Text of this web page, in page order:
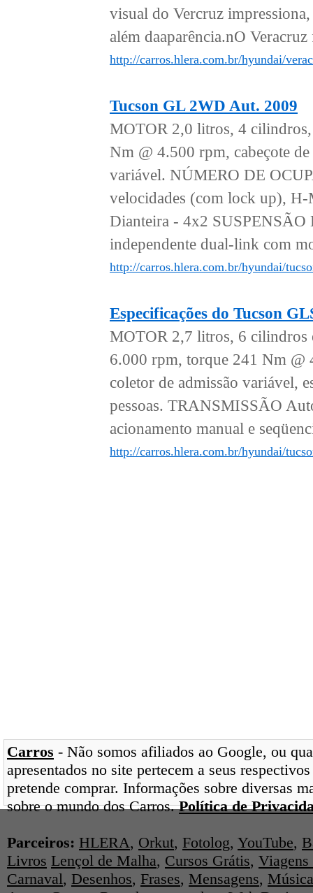
visual do Vercruz
além daaparência.nO
http://carros.hlera.com.br/hyundai/
Tucson GL 2WD Aut. 2009
MOTOR 2,0 litros, 4
Nm @ 4.500 rpm, cabeçote
variável. NÚMERO DE
velocidades (com lock up),
Dianteira - 4x2 SUSPENSÃO
independente dual-link com
http://carros.hlera.com.br/hyundai/
Especificações do Tucson
MOTOR 2,7 litros, 6
6.000 rpm, torque 241 Nm
coletor de admissão variável,
pessoas. TRANSMISSÃO
acionamento manual e
http://carros.hlera.com.br/hyundai/
Carros - Não somos afiliados ao Google, ou
apresentados no site pertecem a seus
pretende comprar. Informações sobre diversas
sobre o mundo dos Carros.Política de
Parceiros: HLERA, Orkut, Fotolog, YouTube,
Livros Lençol de Malha, Cursos Grátis, Viagens
Carnaval, Desenhos, Frases, Mensagens,